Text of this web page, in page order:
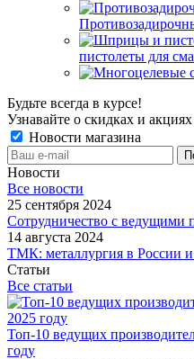
пистолеты для
Будьте всегда в курсе!
Узнавайте о скидках и
Новости магазина
Новости
Все новости
25 сентября 2024
Сотрудничество с ведущими
14 августа 2024
ТМК: металлургия в России
Статьи
Все статьи
Топ-10 ведущих
году